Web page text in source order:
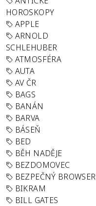
HOROSKOPY
APPLE
ARNOLD
SCHLEHUBER
ATMOSFÉRA
AUTA
AV ČR
BAGS
BANÁN
BARVA
BÁSEŇ
BED
BĚH NADĚJE
BEZDOMOVEC
BEZPEČNÝ BROWSER
BIKRAM
BILL GATES